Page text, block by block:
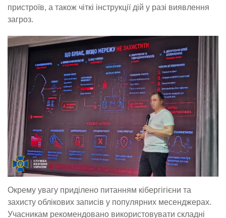
пристроїв, а також чіткі інструкції дій у разі виявлення
загроз.
Окрему увагу приділено питанням кібергігієни та
захисту облікових записів у популярних месенджерах.
Учасникам рекомендовано використовувати складні